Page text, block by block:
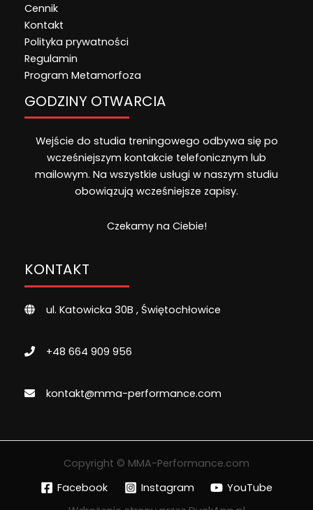
Cennik
Kontakt
Polityka prywatności
Regulamin
Program Metamorfoza
GODZINY OTWARCIA
Wejście do studia treningowego odbywa się po
wcześniejszym kontakcie telefonicznym lub
mailowym. Na wszystkie usługi w naszym studiu
obowiązują wcześniejsze zapisy.
Czekamy na Ciebie!
KONTAKT
ul. Katowicka 30B , Świętochłowice
+48 664 909 956
kontakt@mma-performance.com
Copyright © MMA-Performance.com
Facebook
Instagram
YouTube